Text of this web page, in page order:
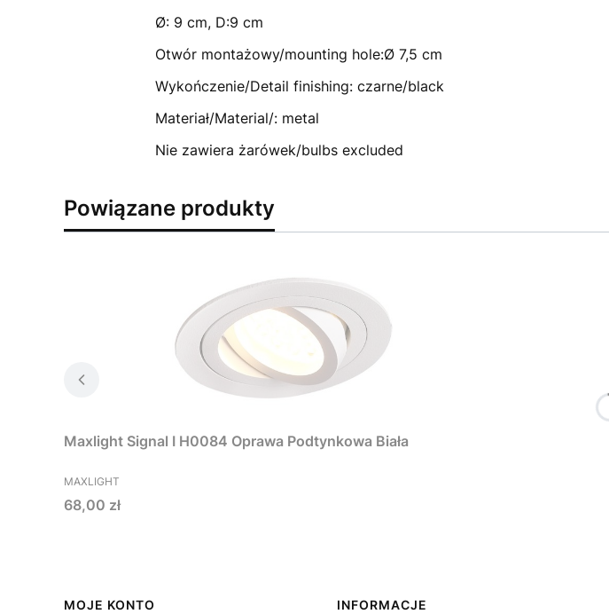
Ø: 9 cm, D:9 cm
Otwór montażowy/mounting hole:Ø 7,5 cm
Wykończenie/Detail finishing: czarne/black
Materiał/Material/: metal
Nie zawiera żarówek/bulbs excluded
Powiązane produkty
Maxlight Signal I H0084 Oprawa Podtynkowa Biała
PRODUCENT
MAXLIGHT
Cena
68,00 zł
MOJE KONTO INFORMACJE